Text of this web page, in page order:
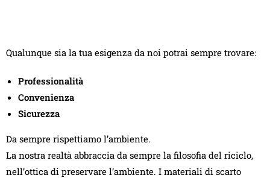
Qualunque sia la tua esigenza da noi potrai sempre trovare:
Professionalità
Convenienza
Sicurezza
Da sempre rispettiamo l’ambiente.
La nostra realtà abbraccia da sempre la filosofia del riciclo,
nell’ottica di preservare l’ambiente. I materiali di scarto